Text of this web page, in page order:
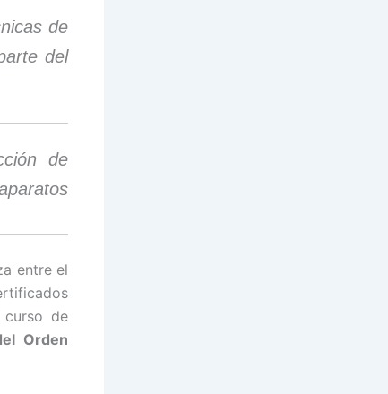
de
del
de
entre el
curso de
Orden